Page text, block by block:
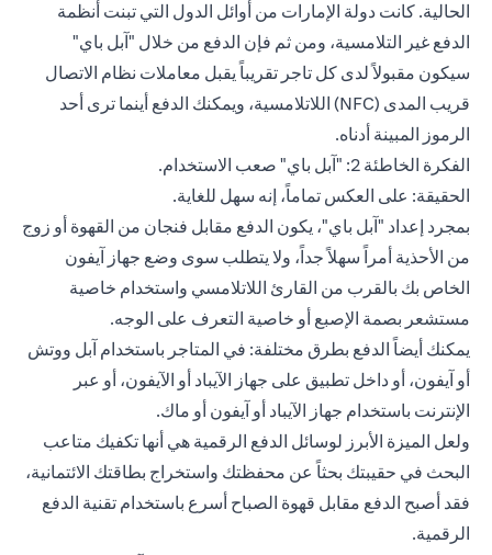
الحالية. كانت دولة الإمارات من أوائل الدول التي تبنت أنظمة
الدفع غير التلامسية، ومن ثم فإن الدفع من خلال "آبل باي"
سيكون مقبولاً لدى كل تاجر تقريباً يقبل معاملات نظام الاتصال
قريب المدى (NFC) اللاتلامسية، ويمكنك الدفع أينما ترى أحد
الرموز المبينة أدناه.
الفكرة الخاطئة 2: "آبل باي" صعب الاستخدام.
الحقيقة: على العكس تماماً، إنه سهل للغاية.
بمجرد إعداد "آبل باي"، يكون الدفع مقابل فنجان من القهوة أو زوج
من الأحذية أمراً سهلاً جداً، ولا يتطلب سوى وضع جهاز آيفون
الخاص بك بالقرب من القارئ اللاتلامسي واستخدام خاصية
مستشعر بصمة الإصبع أو خاصية التعرف على الوجه.
يمكنك أيضاً الدفع بطرق مختلفة: في المتاجر باستخدام آبل ووتش
أو آيفون، أو داخل تطبيق على جهاز الآيباد أو الآيفون، أو عبر
الإنترنت باستخدام جهاز الآيباد أو آيفون أو ماك.
ولعل الميزة الأبرز لوسائل الدفع الرقمية هي أنها تكفيك متاعب
البحث في حقيبتك بحثاً عن محفظتك واستخراج بطاقتك الائتمانية،
فقد أصبح الدفع مقابل قهوة الصباح أسرع باستخدام تقنية الدفع
الرقمية.